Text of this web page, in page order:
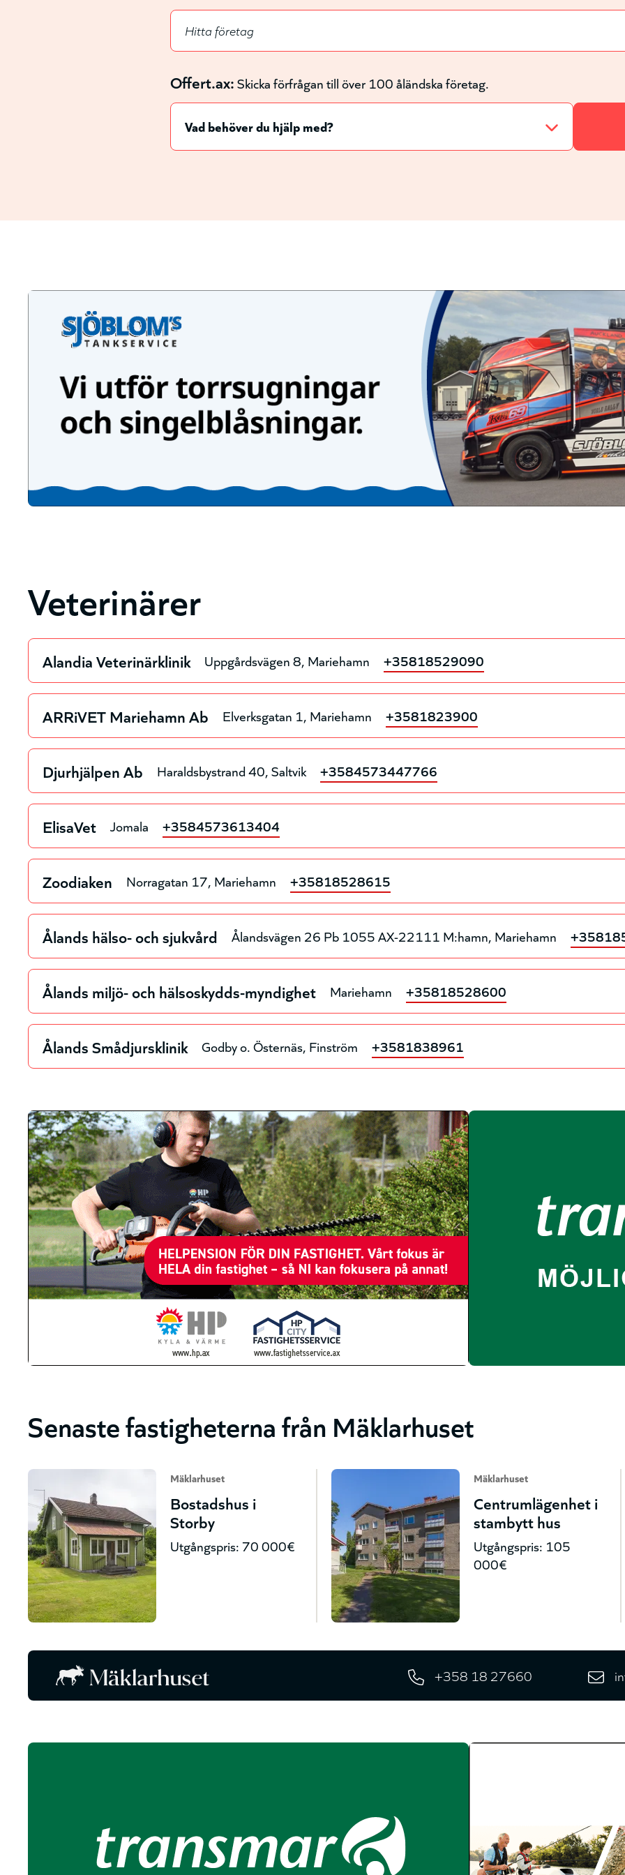
Offert.ax:Skicka förfrågan till över 100 åländska företag.
Veterinärer
Alandia Veterinärklinik Uppgårdsvägen 8 Mariehamn +35818529090
ARRiVET Mariehamn Ab Elverksgatan 1 Mariehamn +3581823900
Djurhjälpen Ab Haraldsbystrand 40 Saltvik +3584573447766
ElisaVet Jomala +3584573613404
Zoodiaken Norragatan 17 Mariehamn +35818528615
Ålands hälso- och sjukvård Ålandsvägen 26 Pb 1055 AX-22111 M:hamn Mariehamn
Ålands miljö- och hälsoskydds-myndighet Mariehamn +35818528600
Ålands Smådjursklinik Godby o. Östernäs Finström +3581838961
Senaste fastigheterna från Mäklarhuset
Mäklarhuset
Bostadshus i
Storby
Utgångspris: 70 000€
Mäklarhuset
Centrumlägenhet i
stambytt hus
Utgångspris: 105
000€
+358 18 27660